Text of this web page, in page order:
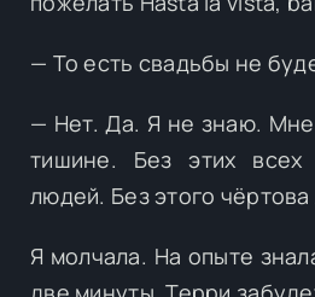
— То есть свадьбы не
— Нет. Да. Я не знаю.
тишине. Без этих всех
людей. Без этого чёртова
Я молчала. На опыте